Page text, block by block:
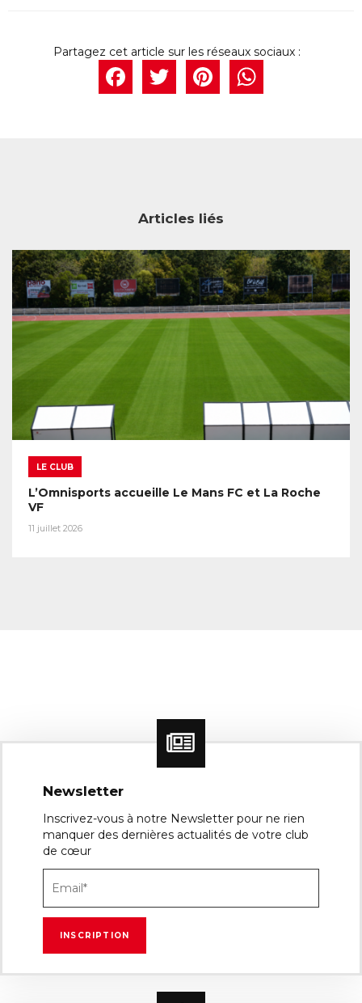
Facebook
Twitter
Articles liés
LE CLUB
L’Omnisports accueille Le Mans FC et La Roche
VF
11 juillet 2026
Newsletter
Inscrivez-vous à notre Newsletter pour ne rien
manquer des dernières actualités de votre club
de cœur